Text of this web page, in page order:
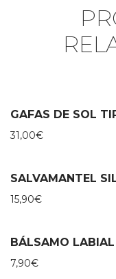
GAFAS DE SOL
31,00€
SALVAMANTEL
15,90€
7,90€